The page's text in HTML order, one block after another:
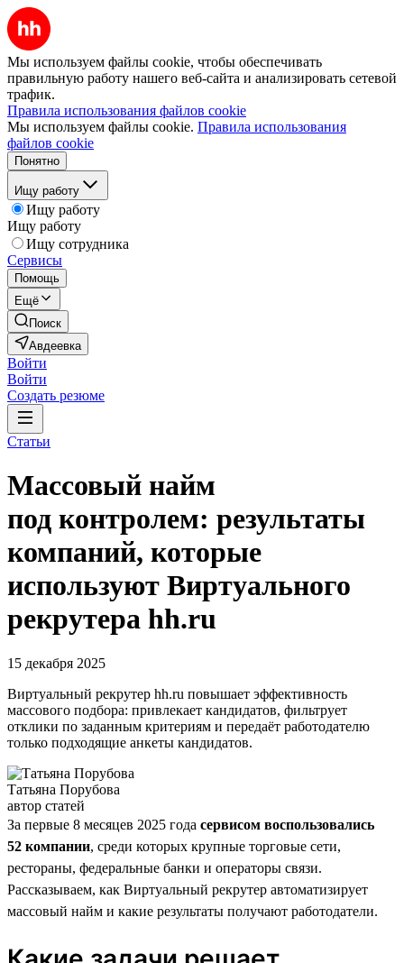
Мы используем файлы cookie, чтобы обеспечивать
правильную работу нашего веб-сайта и анализировать сетевой
трафик.
Правила использования файлов cookie
Мы используем файлы cookie. Правила использования
файлов cookie
Понятно
Ищу работу
Ищу работу
Ищу работу
Ищу сотрудника
Сервисы
Помощь
Ещё
Поиск
Авдеевка
Войти
Войти
Создать резюме
Статьи
Массовый найм
под контролем: результаты
компаний, которые
используют Виртуального
рекрутера hh.ru
15 декабря 2025
Виртуальный рекрутер hh.ru повышает эффективность
массового подбора: привлекает кандидатов, фильтрует
отклики по заданным критериям и передаёт работодателю
только подходящие анкеты кандидатов.
Татьяна Порубова
автор статей
За первые 8 месяцев 2025 года сервисом воспользовались
52 компании, среди которых крупные торговые сети,
рестораны, федеральные банки и операторы связи.
Рассказываем, как Виртуальный рекрутер автоматизирует
массовый найм и какие результаты получают работодатели.